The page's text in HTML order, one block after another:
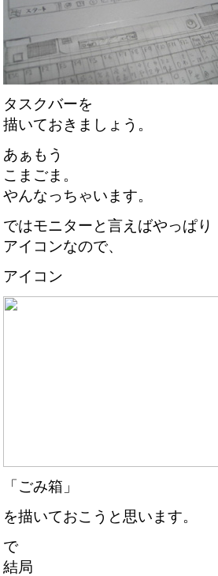
タスクバーを
描いておきましょう。
あぁもう
こまごま。
やんなっちゃいます。
ではモニターと言えばやっぱり
アイコンなので、
アイコン
「ごみ箱」
を描いておこうと思います。
で
結局